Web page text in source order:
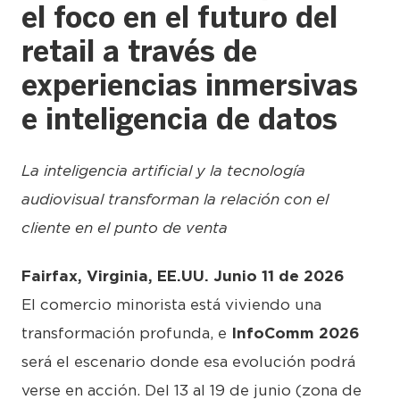
el foco en el futuro del
retail a través de
experiencias inmersivas
e inteligencia de datos
La inteligencia artificial y la tecnología
audiovisual transforman la relación con el
cliente en el punto de venta
Fairfax, Virginia, EE.UU. Junio 11 de 2026
El comercio minorista está viviendo una
transformación profunda, e InfoComm 2026
será el escenario donde esa evolución podrá
verse en acción. Del 13 al 19 de junio (zona de